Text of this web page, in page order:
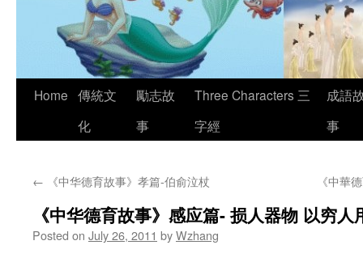
Skip
Home 傳統文
化
勵志故
事
Three Characters 三
字經
成語
事
← 《中华德育故事》孝篇-伯俞泣杖 《中華
《中华德育故事》感应篇- 损人器物 以穷人
Posted on July 26, 2011 byWzhang